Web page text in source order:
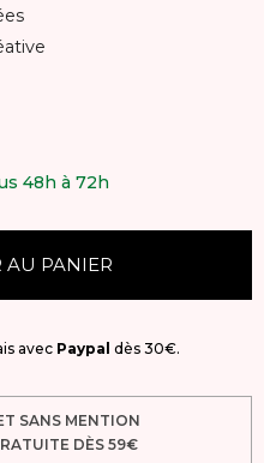
48h à 72h
AU PANIER
avec Paypal dès 30€.
SANS MENTION
DÈS 59€